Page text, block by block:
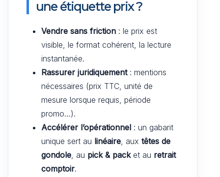
une étiquette prix ?
Vendre sans friction : le prix est
visible, le format cohérent, la lecture
instantanée.
Rassurer juridiquement: mentions
nécessaires (prix TTC, unité de
mesure lorsque requis, période
promo…).
Accélérer l’opérationnel : un gabarit
unique sert au linéaire, aux têtes de
gondole, au pick & packet au retrait
comptoir.